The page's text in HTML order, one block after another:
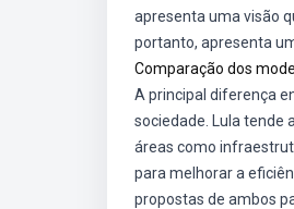
apresenta uma visão
portanto, apresenta
Comparação dos
A principal diferença
sociedade. Lula tende
áreas como
para melhorar a
propostas de ambos